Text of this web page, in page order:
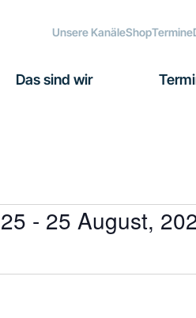
Unsere KanäleShopTermine
Das sind wir
- 25 August,